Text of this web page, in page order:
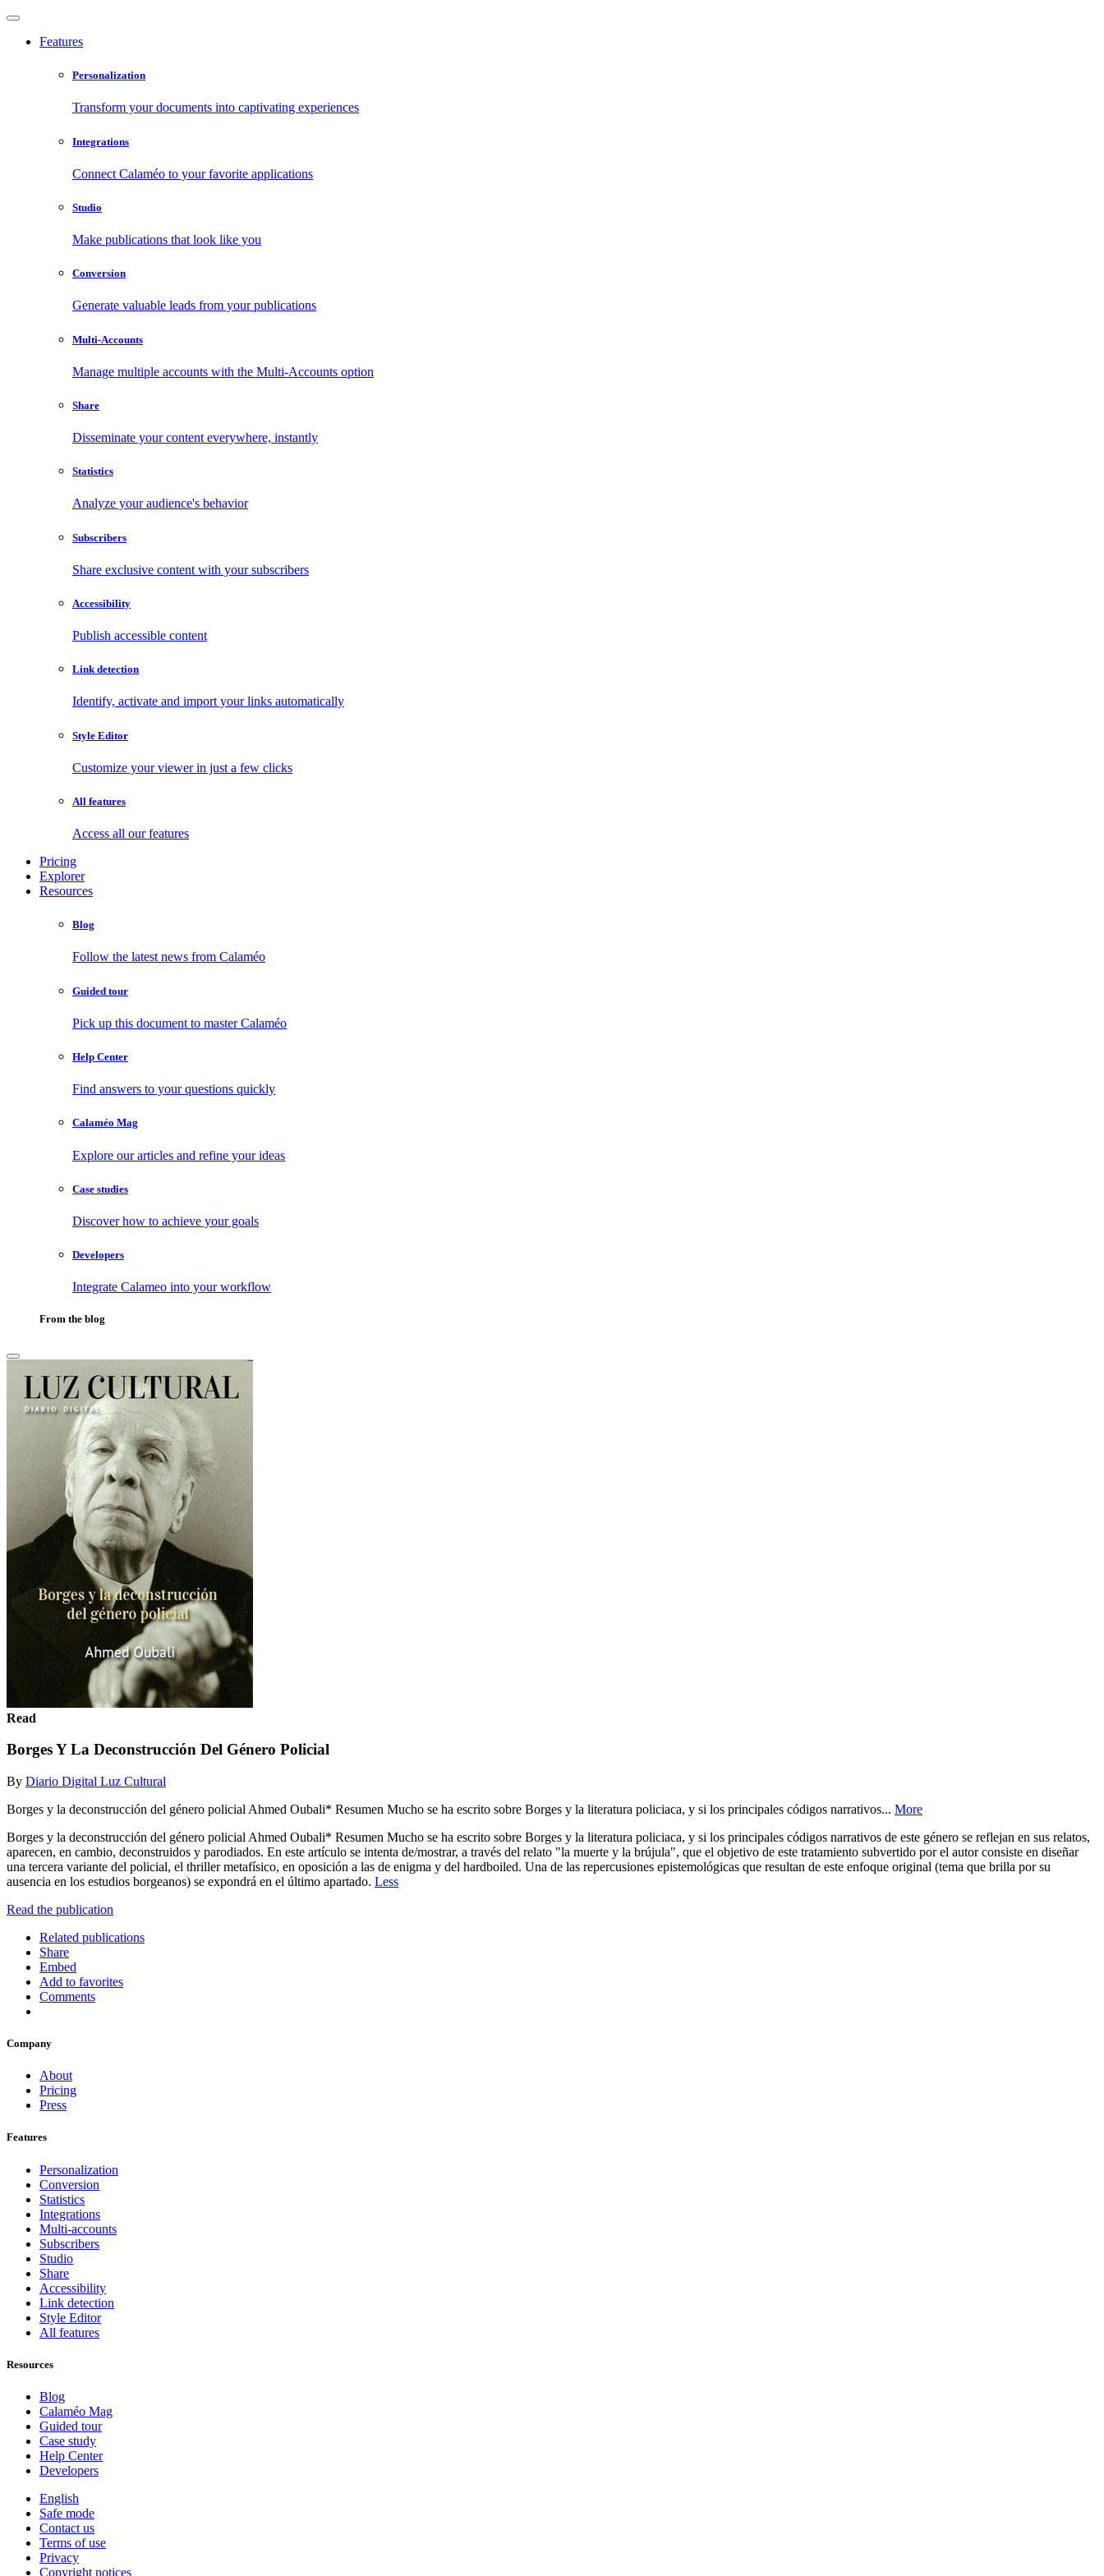
Features
Personalization
Transform your documents into captivating experiences
Integrations
Connect Calaméo to your favorite applications
Studio
Make publications that look like you
Conversion
Generate valuable leads from your publications
Multi-Accounts
Manage multiple accounts with the Multi-Accounts option
Share
Disseminate your content everywhere, instantly
Statistics
Analyze your audience's behavior
Subscribers
Share exclusive content with your subscribers
Accessibility
Publish accessible content
Link detection
Identify, activate and import your links automatically
Style Editor
Customize your viewer in just a few clicks
All features
Access all our features
Pricing
Explorer
Resources
Blog
Follow the latest news from Calaméo
Guided tour
Pick up this document to master Calaméo
Help Center
Find answers to your questions quickly
Calaméo Mag
Explore our articles and refine your ideas
Case studies
Discover how to achieve your goals
Developers
Integrate Calameo into your workflow
From the blog
Read
Borges Y La Deconstrucción Del Género Policial
By Diario Digital Luz Cultural
Borges y la deconstrucción del género policial Ahmed Oubali* Resumen Mucho se ha escrito sobre Borges y la literatura policiaca, y si los principales códigos narrativos... More
Borges y la deconstrucción del género policial Ahmed Oubali* Resumen Mucho se ha escrito sobre Borges y la literatura policiaca, y si los principales códigos narrativos de este género se reflejan en sus relatos,
aparecen, en cambio, deconstruidos y parodiados. En este artículo se intenta de/mostrar, a través del relato "la muerte y la brújula", que el objetivo de este tratamiento subvertido por el autor consiste en diseñar
una tercera variante del policial, el thriller metafísico, en oposición a las de enigma y del hardboiled. Una de las repercusiones epistemológicas que resultan de este enfoque original (tema que brilla por su
ausencia en los estudios borgeanos) se expondrá en el último apartado. Less
Read the publication
Related publications
Share
Embed
Add to favorites
Comments
Company
About
Pricing
Press
Features
Personalization
Conversion
Statistics
Integrations
Multi-accounts
Subscribers
Studio
Share
Accessibility
Link detection
Style Editor
All features
Resources
Blog
Calaméo Mag
Guided tour
Case study
Help Center
Developers
English
Safe mode
Contact us
Terms of use
Privacy
Copyright notices